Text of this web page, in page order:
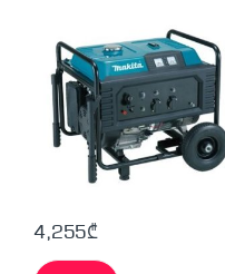
4,255₾